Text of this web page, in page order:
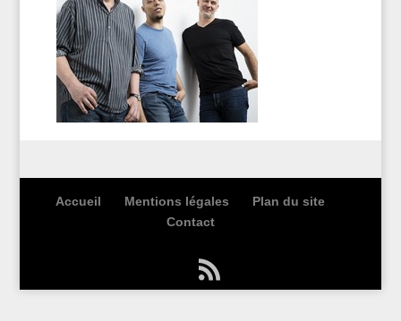
Accueil Mentions légales
Plan du site
Contact